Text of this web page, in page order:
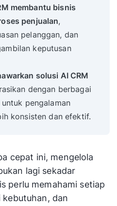
membantu bisnis
penjualan,
pelanggan, dan
keputusan
solusi AI CRM
dengan berbagai
pengalaman
konsisten dan efektif.
cepat ini, mengelola
lagi sekadar
perlu memahami setiap
dan